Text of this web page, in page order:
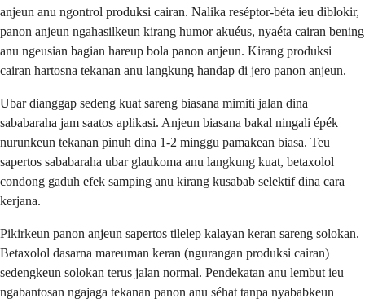
anjeun anu ngontrol produksi cairan. Nalika reséptor-béta ieu diblokir,
panon anjeun ngahasilkeun kirang humor akuéus, nyaéta cairan bening
anu ngeusian bagian hareup bola panon anjeun. Kirang produksi
cairan hartosna tekanan anu langkung handap di jero panon anjeun.
Ubar dianggap sedeng kuat sareng biasana mimiti jalan dina
sababaraha jam saatos aplikasi. Anjeun biasana bakal ningali épék
nurunkeun tekanan pinuh dina 1-2 minggu pamakean biasa. Teu
sapertos sababaraha ubar glaukoma anu langkung kuat, betaxolol
condong gaduh efek samping anu kirang kusabab selektif dina cara
kerjana.
Pikirkeun panon anjeun sapertos tilelep kalayan keran sareng solokan.
Betaxolol dasarna mareuman keran (ngurangan produksi cairan)
sedengkeun solokan terus jalan normal. Pendekatan anu lembut ieu
ngabantosan ngajaga tekanan panon anu séhat tanpa nyababkeun